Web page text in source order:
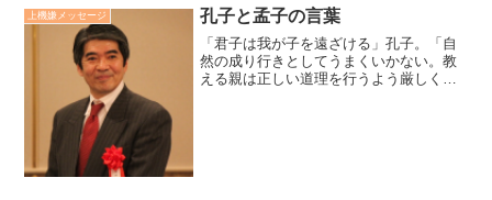
上機嫌メッセージ 孔子と孟子の言葉
「君子は我が子を遠ざける」孔子。「自
然の成り行きとしてうまくいかない。教
える親は正しい道理を行うよう厳しく教